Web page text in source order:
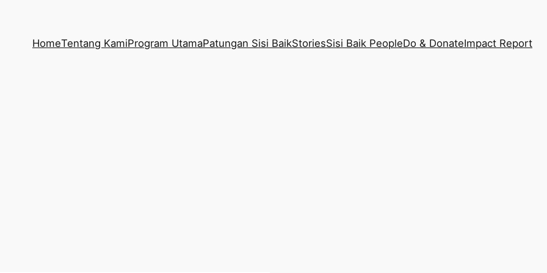
HomeTentang KamiProgram UtamaPatungan Sisi BaikStoriesSisi Baik PeopleDo & DonateImpact Report